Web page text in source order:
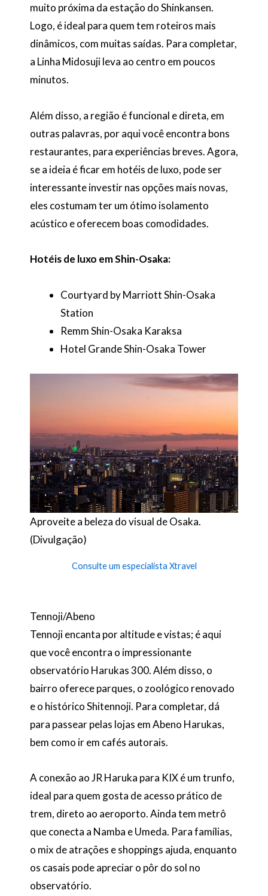
muito próxima da estação do Shinkansen.
Logo, é ideal para quem tem roteiros mais
dinâmicos, com muitas saídas. Para completar,
a Linha Midosuji leva ao centro em poucos
minutos.
Além disso, a região é funcional e direta, em
outras palavras, por aqui você encontra bons
restaurantes, para experiências breves. Agora,
se a ideia é ficar em hotéis de luxo, pode ser
interessante investir nas opções mais novas,
eles costumam ter um ótimo isolamento
acústico e oferecem boas comodidades.
Hotéis de luxo em Shin-Osaka:
Courtyard by Marriott Shin-Osaka
Station
Remm Shin-Osaka Karaksa
Hotel Grande Shin-Osaka Tower
Aproveite a beleza do visual de Osaka.
(Divulgação)
Consulte um especialista Xtravel
Tennoji/Abeno
Tennoji encanta por altitude e vistas; é aqui
que você encontra o impressionante
observatório Harukas 300. Além disso, o
bairro oferece parques, o zoológico renovado
e o histórico Shitennoji. Para completar, dá
para passear pelas lojas em Abeno Harukas,
bem como ir em cafés autorais.
A conexão ao JR Haruka para KIX é um trunfo,
ideal para quem gosta de acesso prático de
trem, direto ao aeroporto. Ainda tem metrô
que conecta a Namba e Umeda. Para famílias,
o mix de atrações e shoppings ajuda, enquanto
os casais pode apreciar o pôr do sol no
observatório.